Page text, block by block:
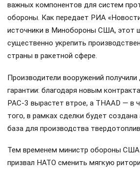
важных компонентов для систем
обороны. Как передает РИА
источники в Минобороны США, этот
существенно укрепить
страны в ракетной сфере.
Производители вооружений
гарантии: благодаря новым
PAC-3 вырастет втрое, а THAAD — в
того, в рамках сделки будет создана
база для производства
Тем временем министр обороны США
призвал НАТО сменить мягкую